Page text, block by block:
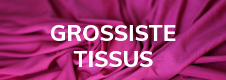
au
contenu
GROSSISTE
TISSUS